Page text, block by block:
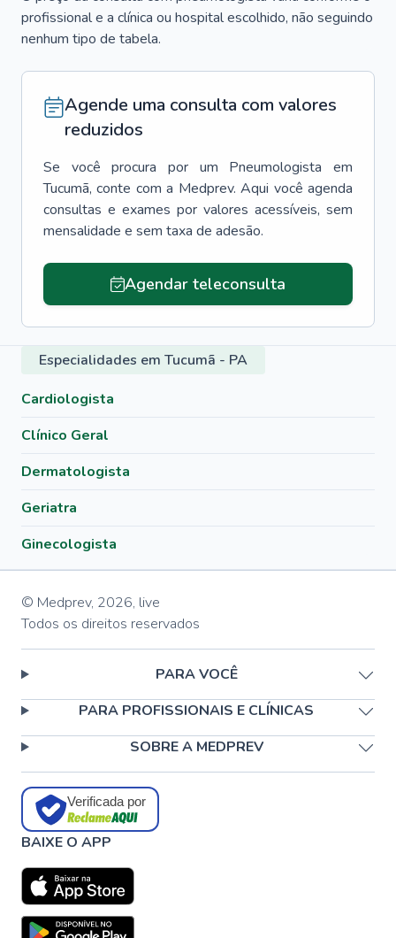
profissional e a clínica ou hospital escolhido, não seguindo
nenhum tipo de tabela.
Agende uma consulta com valores
reduzidos
Se você procura por um Pneumologista
em
Tucumã, conte com a Medprev. Aqui você agenda
consultas e exames por valores acessíveis, sem
mensalidade e sem taxa de adesão.
Agendar teleconsulta
Especialidades em Tucumã - PA
Cardiologista
Clínico Geral
Dermatologista
Geriatra
Ginecologista
© Medprev, 2026, live
Todos os direitos reservados
PARA VOCÊ
PARA PROFISSIONAIS E CLÍNICAS
SOBRE A MEDPREV
Verificada por
BAIXE O APP